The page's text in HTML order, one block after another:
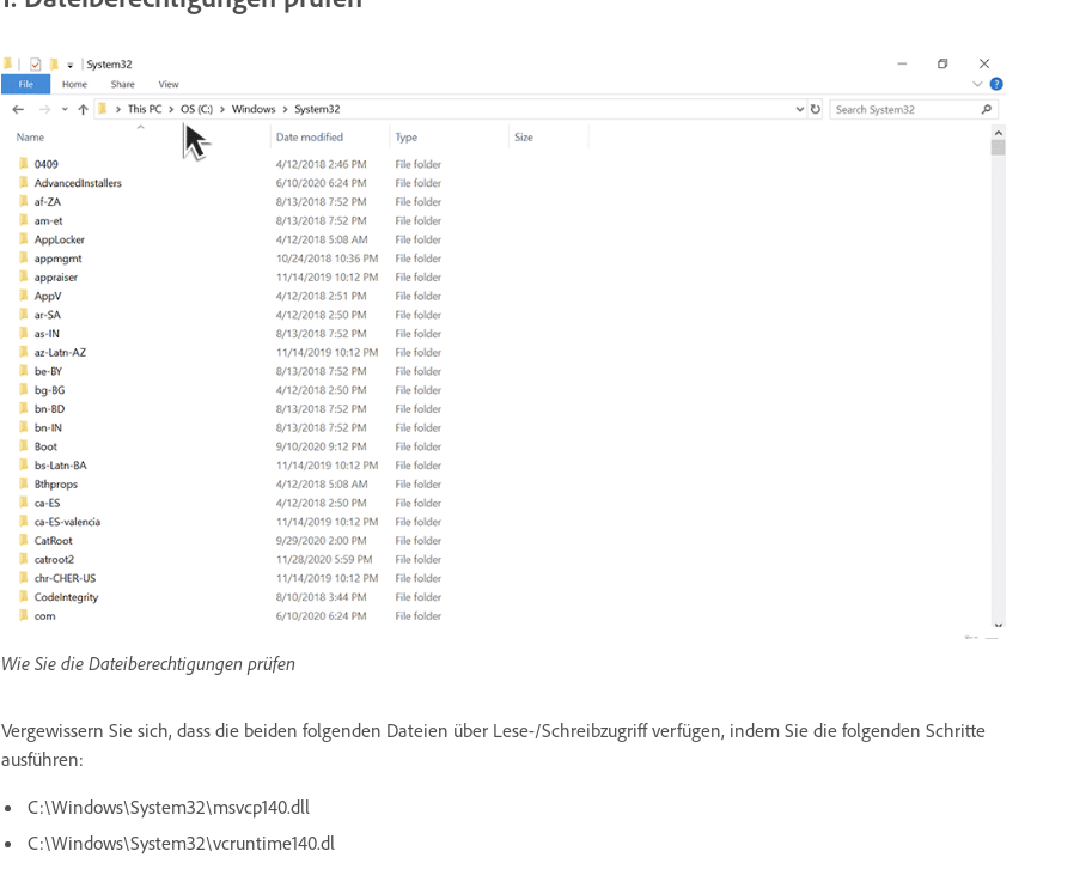
Wie Sie die Dateiberechtigungen prüfen
Vergewissern Sie sich, dass die beiden folgenden Dateien über Lese-/Schreibzugriff verfügen, indem Sie die folgenden Schritte
ausführen:
C:\Windows\System32\msvcp140.dll
C:\Windows\System32\vcruntime140.dl